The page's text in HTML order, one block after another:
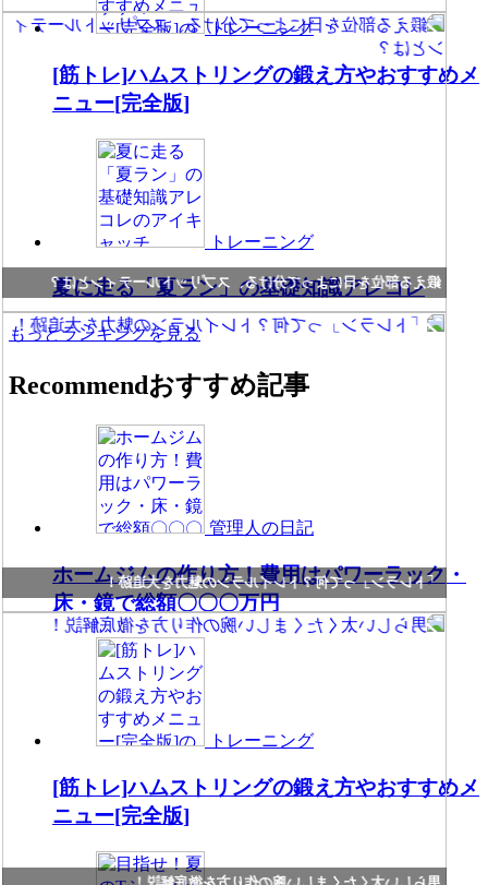
鍛える部位を日によって分ける、スプリットルーティンとは？
「トレラン」って何？トレイルランの魅力を大追跡！
トレーニング
[筋トレ]ハムストリングの鍛え方やおすすめメ
ニュー[完全版]
トレーニング
夏に走る「夏ラン」の基礎知識アレコレ
もっとランキングを見る
Recommendおすすめ記事
管理人の日記
ホームジムの作り方！費用はパワーラック・
床・鏡で総額〇〇〇万円
トレーニング
[筋トレ]ハムストリングの鍛え方やおすすめメ
ニュー[完全版]